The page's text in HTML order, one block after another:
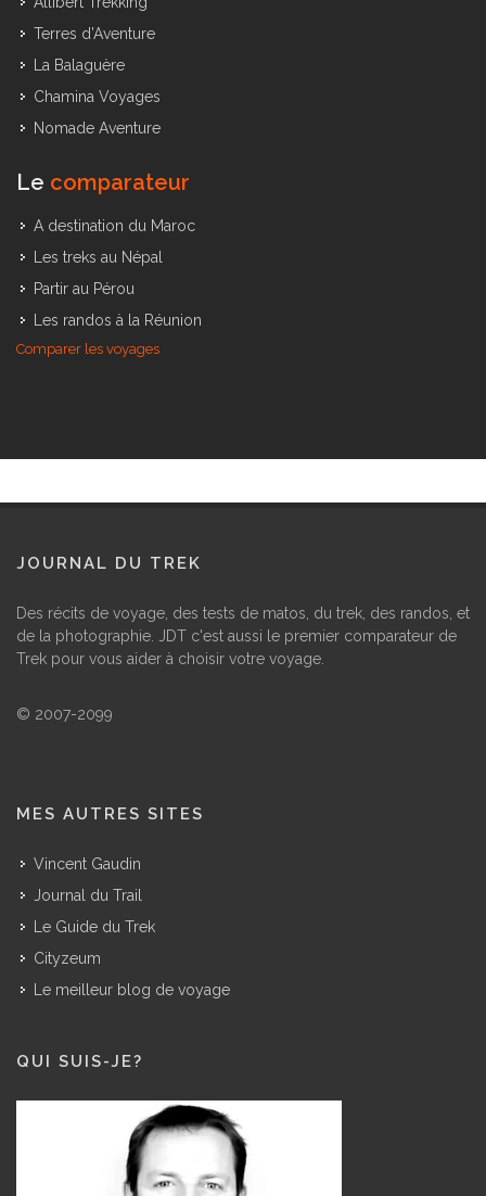
Terres d’Aventure
La Balaguère
Chamina Voyages
Nomade Aventure
Le comparateur
A destination du Maroc
Les treks au Népal
Partir au Pérou
Les randos à la Réunion
Comparer les voyages
JOURNAL DU TREK
Des récits de voyage, des tests de matos, du trek, des randos, et
de la photographie. JDT c'est aussi le premier comparateur de
Trek pour vous aider à choisir votre voyage.
© 2007-2099
MES AUTRES SITES
Vincent Gaudin
Journal du Trail
Le Guide du Trek
Cityzeum
Le meilleur blog de voyage
QUI SUIS-JE?